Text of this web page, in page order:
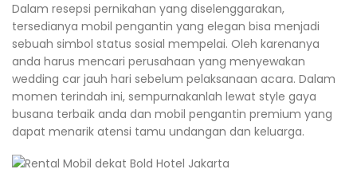
Dalam resepsi pernikahan yang diselenggarakan,
tersedianya mobil pengantin yang elegan bisa menjadi
sebuah simbol status sosial mempelai. Oleh karenanya
anda harus mencari perusahaan yang menyewakan
wedding car jauh hari sebelum pelaksanaan acara. Dalam
momen terindah ini, sempurnakanlah lewat style gaya
busana terbaik anda dan mobil pengantin premium yang
dapat menarik atensi tamu undangan dan keluarga.